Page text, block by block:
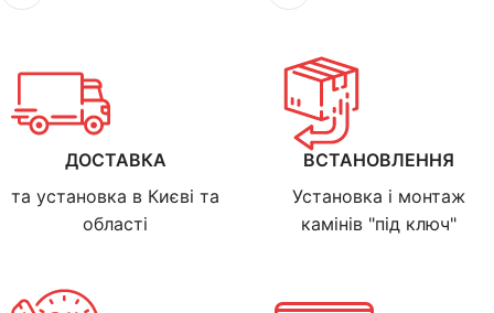
ДОСТАВКА
та установка в Києві та
області
ВСТАНОВЛЕННЯ
Установка і монтаж
камінів "під ключ"